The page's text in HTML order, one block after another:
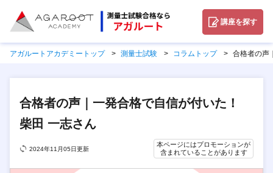
講座を探す
アガルートアカデミートップ 測量士試験 コラムトップ 合格者の声
合格者の声｜一発合格で自信が付いた！
柴田 一志さん
2024年11月05日更新
本ページにはプロモーションが
含まれていることがあります